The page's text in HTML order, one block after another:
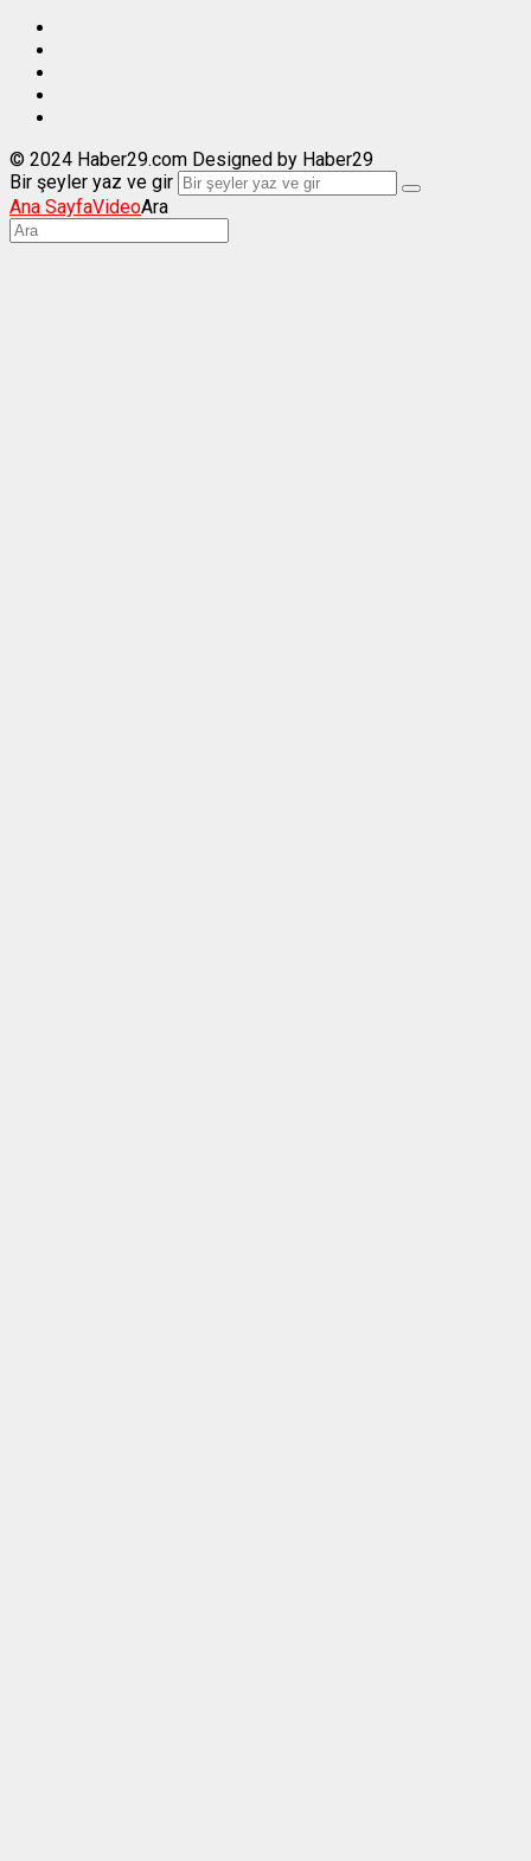
© 2024 Haber29.com Designed by Haber29
Bir şeyler yaz ve gir
Ana SayfaVideoAra